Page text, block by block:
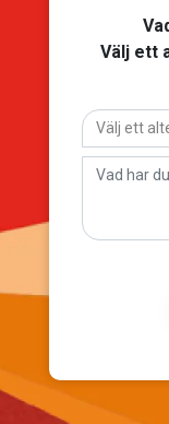
Välj ett